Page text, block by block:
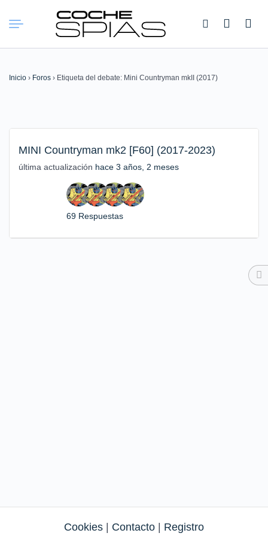
Buscar:
Inicio › Foros › Etiqueta del debate: Mini Countryman mkII (2017)
MINI Countryman mk2 [F60] (2017-2023)
última actualización hace 3 años, 2 meses
69 Respuestas
Cookies Contacto Registro